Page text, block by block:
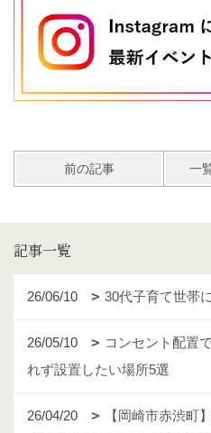
前の記事 一
記事一覧
26/06/10 30代子育て世帯
26/05/10
コンセント配置
れず設置したい場所5選
26/04/20
【岡崎市赤渋町